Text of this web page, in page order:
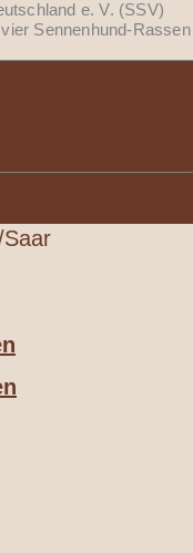
e. V. (SSV)
Sennenhund-Rassen